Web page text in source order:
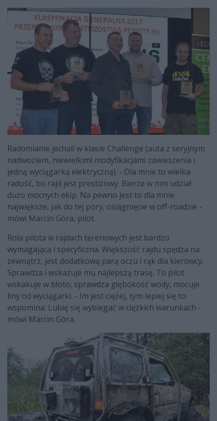
Radomianie jechali w klasie Challenge (auta z seryjnym
nadwoziem, niewielkimi modyfikacjami zawieszenia i
jedną wyciągarką elektryczną). - Dla mnie to wielka
radość, bo rajd jest prestiżowy. Bierze w nim udział
dużo mocnych ekip. Na pewno jest to dla mnie
największe, jak do tej pory, osiągnięcie w off-roadzie -
mówi Marcin Góra, pilot.
Rola pilota w rajdach terenowych jest bardzo
wymagająca i specyficzna. Większość rajdu spędza na
zewnątrz, jest dodatkową parą oczu i rąk dla kierowcy.
Sprawdza i wskazuje mu najlepszą trasę. To pilot
wskakuje w błoto, sprawdza głębokość wody, mocuje
liny od wyciągarki. - Im jest ciężej, tym lepiej się to
wspomina. Lubię się wybiegać w ciężkich warunkach -
mówi Marcin Góra.